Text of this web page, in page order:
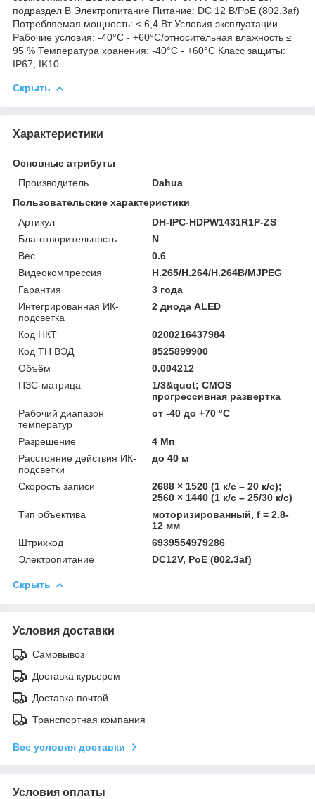
подраздел B Электропитание Питание: DC 12 В/PoE (802.3af)
Потребляемая мощность: < 6,4 Вт Условия эксплуатации
Рабочие условия: -40°C - +60°C/относительная влажность ≤
95 % Температура хранения: -40°C - +60°C Класс защиты:
IP67, IK10
Скрыть
Характеристики
Основные атрибуты
Производитель
Dahua
Пользовательские характеристики
Артикул
DH-IPC-HDPW1431R1P-ZS
Благотворительность
N
Вес
0.6
Видеокомпрессия
H.265/H.264/H.264B/MJPEG
Гарантия
3 года
Интегрированная ИК-
подсветка
2 диода ALED
Код НКТ
0200216437984
Код ТН ВЭД
8525899900
Объём
0.004212
ПЗС-матрица
1/3&quot; CMOS
прогрессивная развертка
Рабочий диапазон
температур
от -40 до +70 °С
Разрешение
4 Мп
Расстояние действия ИК-
подсветки
до 40 м
Скорость записи
2688 × 1520 (1 к/с – 20 к/с);
2560 × 1440 (1 к/с – 25/30 к/с)
Тип объектива
моторизированный, f = 2.8-
12 мм
Штрихкод
6939554979286
Электропитание
DC12V, PoE (802.3af)
Скрыть
Условия доставки
Самовывоз
Доставка курьером
Доставка почтой
Транспортная компания
Все условия доставки
Условия оплаты